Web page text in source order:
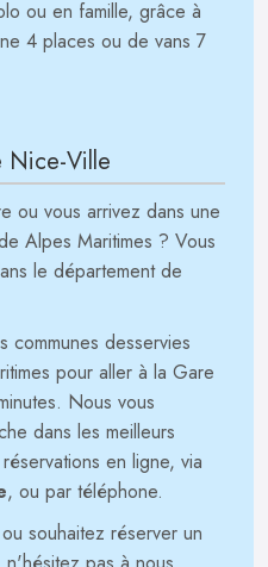
ou en famille, grâce à
4 places ou de vans 7
Nice-Ville
ou vous arrivez dans une
Alpes Maritimes ? Vous
le département de
communes desservies
pour aller à la Gare
Nous vous
dans les meilleurs
en ligne, via
, ou par téléphone.
souhaitez réserver un